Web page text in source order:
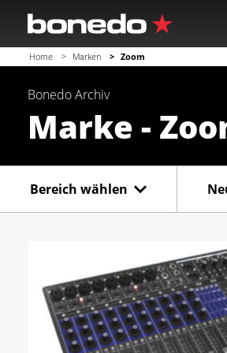
Home Marken Zoom
BonedoArchiv
Marke -
Bereich wählen
Bass
Recording